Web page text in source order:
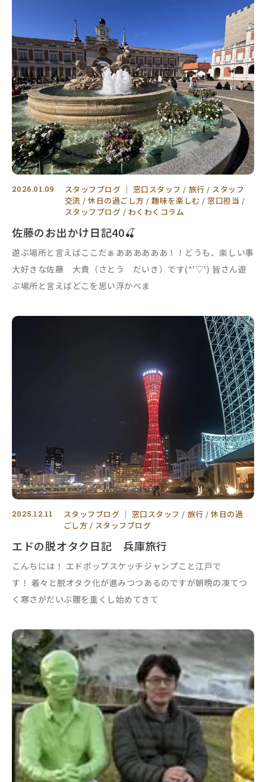
2026.01.09 スタッフブログ ｜ 窓口スタッフ 旅行
スタッフ
交流
休日の過ごし方 趣味を楽しむ
窓口担当
スタッフブログ
わくわくコラム
佐藤のお出かけ日記40🍒
遊ぶ場所と言えばここだぁああああああ！！どうも、楽しい事
大好きな佐藤 大貴（さとう だいき）です(*'▽') 皆さん遊
ぶ場所と言えばどこを思い浮かべま
2025.12.11 スタッフブログ ｜ 窓口スタッフ 旅行
休日の過
ごし方
スタッフブログ
エドの脱オタク日記 兵庫旅行
こんちには！ エドポップスケッチジャンプこと江戸で
す！ 着々と脱オタク化が進みつつあるのですが朝晩の凍てつ
く寒さがだいぶ腰を重くし始めてきて